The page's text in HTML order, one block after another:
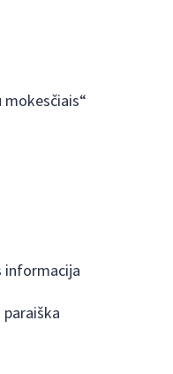
mokesčiais“
informacija